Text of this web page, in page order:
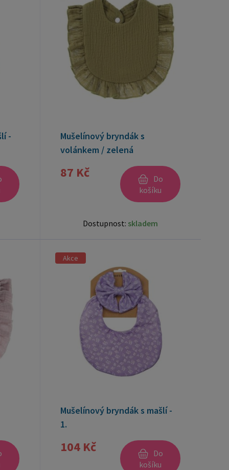
-
Mušelínový bryndák s
volánkem / zelená
87 Kč
Do
košíku
Dostupnost: skladem
Akce
Mušelínový bryndák s mašlí -
1.
104 Kč
Do
košíku